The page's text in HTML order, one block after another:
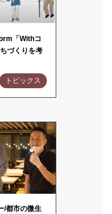
「Withコ
づくりを考
トピックス
/都市の微生